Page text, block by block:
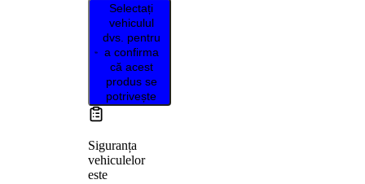
Selectați
vehiculul
dvs. pentru
a confirma
că acest
produs se
potrivește
Siguranța
vehiculelor
este